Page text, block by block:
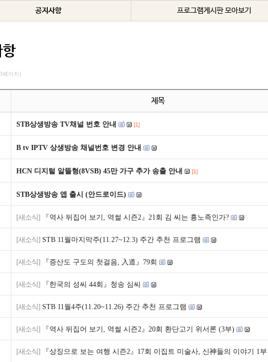
공지사항 프로그램게시판 모아보기
페이지)
제목
STB상생방송 TV채널 번호 안내 [1]
B tv IPTV 상생방송 채널번호 변경 안내
HCN 디지털 알뜰형(8VSB) 45만 가구 추가 송출 안내 [1]
STB상생방송 앱 출시 (안드로이드)
[새소식] 『역사 뒤집어 보기, 역썰 시즌2』21회 김 씨는 흉노족인가?
[새소식] STB 11월마지막주(11.27~12.3) 주간 추천 프로그램
[새소식] 『증산도 구도의 첫걸음, 入道』79회
[새소식] 『한국의 성씨 44회』청송 심씨
[새소식] STB 11월4주(11.20~11.26) 주간 추천 프로그램
[새소식] 『역사 뒤집어 보기, 역썰 시즌2』20회 환단고기 위서론 (3부)
[새소식] 『상징으로 보는 여행 시즌2』17회 이집트 미술사, 신神들의 이야기 1부